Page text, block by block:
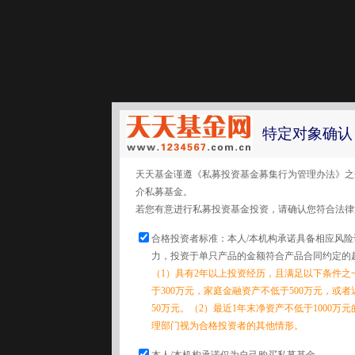
特定对象确认
天天基金谨遵《私募投资基金募集行为管理办法》
介私募基金。
若您有意进行私募投资基金投资，请确认您符合法
合格投资者标准：本人/本机构承诺具备相应风
力，投资于单只产品的金额符合产品合同约定的
（1）具有2年以上投资经历，且满足以下条件
于300万元，家庭金融资产不低于500万元，或
50万元。（2）最近1年末净资产不低于1000万
理部门视为合格投资者的其他情形。